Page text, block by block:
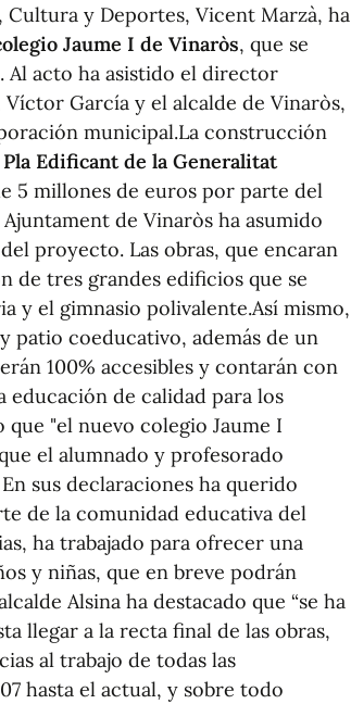
Cultura y Deportes, Vicent Marzà, ha
Jaume I de Vinaròs, que se
Al acto ha asistido el director
García y el alcalde de Vinaròs,
municipal.La construcción
Pla Edificant de la Generalitat
5 millones de euros por parte del
de Vinaròs ha asumido
proyecto. Las obras, que encaran
de tres grandes edificios que se
y el gimnasio polivalente.Así mismo,
patio coeducativo, además de un
100% accesibles y contarán con
educación de calidad para los
que "el nuevo colegio Jaume I
el alumnado y profesorado
sus declaraciones ha querido
de la comunidad educativa del
ha trabajado para ofrecer una
y niñas, que en breve podrán
Alsina ha destacado que “se ha
llegar a la recta final de las obras,
al trabajo de todas las
hasta el actual, y sobre todo